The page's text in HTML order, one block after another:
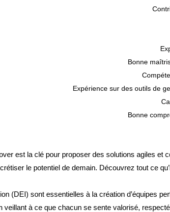
est la clé pour proposer des solutions agiles
le potentiel de demain. Découvrez tout ce
(DEI) sont essentielles à la création d’équipes
à ce que chacun se sente valorisé,